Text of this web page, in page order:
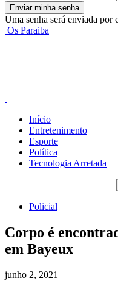
Uma senha será enviada por
Os Paraiba
Início
Entretenimento
Esporte
Política
Tecnologia Arretada
Policial
Corpo é
em Bayeux
junho 2, 2021